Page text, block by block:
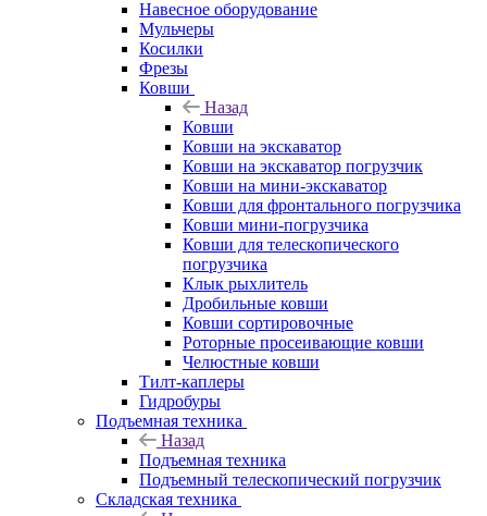
Навесное оборудование
Мульчеры
Косилки
Фрезы
Ковши
Назад
Ковши
Ковши на экскаватор
Ковши на экскаватор погрузчик
Ковши на мини-экскаватор
Ковши для фронтального погрузчика
Ковши мини-погрузчика
Ковши для телескопического
погрузчика
Клык рыхлитель
Дробильные ковши
Ковши сортировочные
Роторные просеивающие ковши
Челюстные ковши
Тилт-каплеры
Гидробуры
Подъемная техника
Назад
Подъемная техника
Подъемный телескопический погрузчик
Складская техника